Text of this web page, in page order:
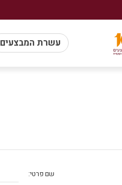
עשרת המבצעים
שם פרטי: